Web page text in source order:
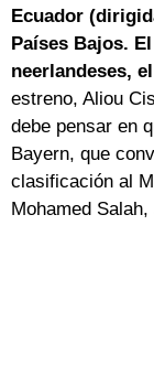
Ecuador
Países Bajos.
neerlandeses,
estreno, Aliou
debe pensar en
Bayern, que
clasificación al
Mohamed